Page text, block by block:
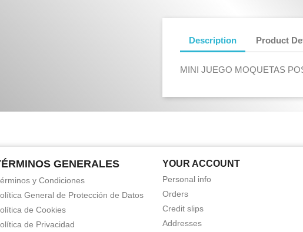
Description Product
MINI JUEGO MOQUETAS
GENERALES
y Condiciones
General de Protección de Datos
de Cookies
de Privacidad
YOUR ACCOUNT
Personal info
Orders
Credit slips
Addresses